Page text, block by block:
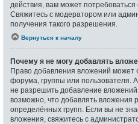
действия, вам может
Свяжитесь с модератором или
получения такого разрешения.
Вернуться к началу
Почему я не могу добавлять
Право добавления вложений может
форума, группы или пользователя.
не разрешить добавление
возможно, что добавлять вложения
определённых групп. Если вы не
вложения, свяжитесь с